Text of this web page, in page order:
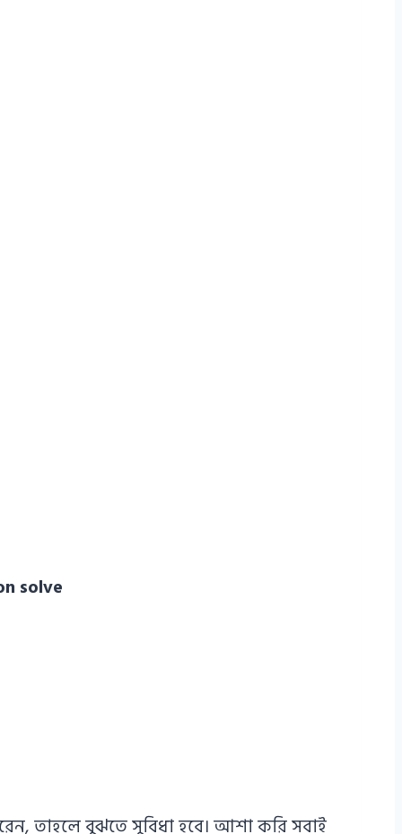
solve
তাহলে বুঝতে সুবিধা হবে। আশা করি সবাই